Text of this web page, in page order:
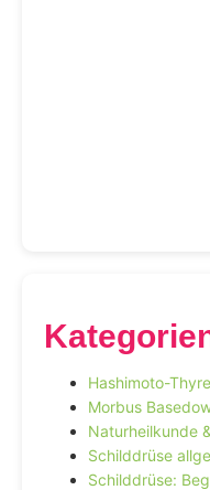
Hashimoto-
Morbus
Naturheilkunde
Schilddrüse
Schilddrüse: